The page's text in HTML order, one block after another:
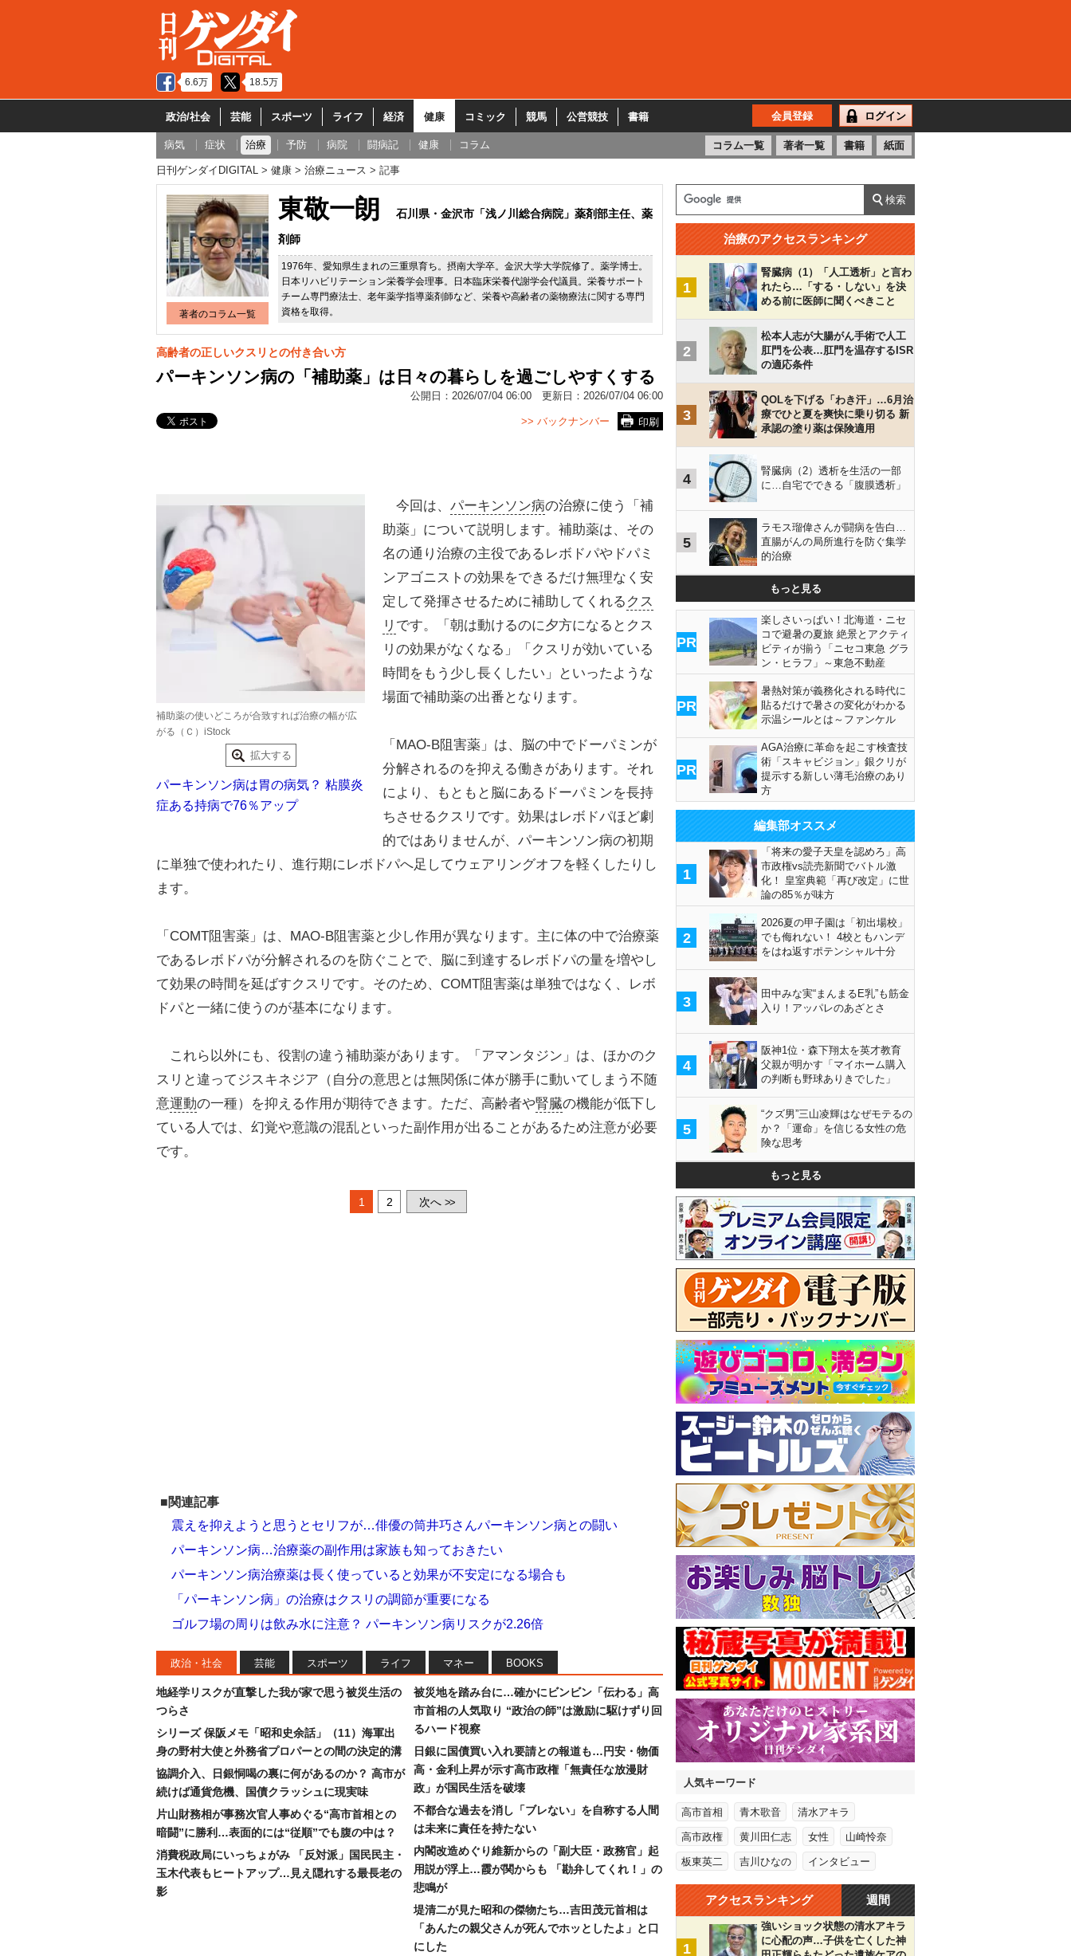
6.6万 18.5万
政治/社会 芸能 スポーツ ライフ 経済 健康 コミック 競馬 公営競技 書籍 会員登録 ログイン
病気 症状 治療 予防 病院 闘病記 健康 コラム コラム一覧 著者一覧 書籍 紙面
日刊ゲンダイDIGITAL 健康 治療ニュース 記事
著者のコラム一覧
東敬一朗
石川県・金沢市「浅ノ川総合病院」薬剤部主任、薬
剤師
1976年、愛知県生まれの三重県育ち。摂南大学卒。金沢大学大学院修了。薬学博士。
日本リハビリテーション栄養学会理事。日本臨床栄養代謝学会代議員。栄養サポート
チーム専門療法士、老年薬学指導薬剤師など、栄養や高齢者の薬物療法に関する専門
資格を取得。
高齢者の正しいクスリとの付き合い方
パーキンソン病の「補助薬」は日々の暮らしを過ごしやすくする
公開日： 2026/07/04 06:00 更新日： 2026/07/04 06:00
印刷
>> バックナンバー
補助薬の使いどころが合致すれば治療の幅が広
がる（Ｃ）iStock
拡大する
パーキンソン病は胃の病気？ 粘膜炎
症ある持病で76％アップ
今回は、 パーキンソン病の治療に使う「補
助薬」について説明します。補助薬は、その
名の通り治療の主役であるレボドパやドパミ
ンアゴニストの効果をできるだけ無理なく安
定して発揮させるために補助してくれる クス
リ です。「朝は動けるのに夕方になるとクス
リの効果がなくなる」「クスリが効いている
時間をもう少し長くしたい」といったような
場面で補助薬の出番となります。
「MAO-B阻害薬」は、脳の中でドーパミンが
分解されるのを抑える働きがあります。それ
により、もともと脳にあるドーパミンを長持
ちさせるクスリです。効果はレボドパほど劇
的ではありませんが、パーキンソン病の初期
に単独で使われたり、進行期にレボドパへ足してウェアリングオフを軽くしたりし
ます。
「COMT阻害薬」は、MAO-B阻害薬と少し作用が異なります。主に体の中で治療薬
であるレボドパが分解されるのを防ぐことで、脳に到達するレボドパの量を増やし
て効果の時間を延ばすクスリです。そのため、COMT阻害薬は単独ではなく、レボ
ドパと一緒に使うのが基本になります。
これら以外にも、役割の違う補助薬があります。「アマンタジン」は、ほかのク
スリと違ってジスキネジア（自分の意思とは無関係に体が勝手に動いてしまう不随
意運動の一種）を抑える作用が期待できます。ただ、高齢者や腎臓の機能が低下し
ている人では、幻覚や意識の混乱といった副作用が出ることがあるため注意が必要
です。
1 2 次へ >>
■関連記事
震えを抑えようと思うとセリフが…俳優の筒井巧さんパーキンソン病との闘い
パーキンソン病…治療薬の副作用は家族も知っておきたい
パーキンソン病治療薬は長く使っていると効果が不安定になる場合も
「パーキンソン病」の治療はクスリの調節が重要になる
ゴルフ場の周りは飲み水に注意？ パーキンソン病リスクが2.26倍
政治・社会 芸能 スポーツ ライフ マネー BOOKS
地経学リスクが直撃した我が家で思う被災生活の
つらさ
シリーズ 保阪メモ「昭和史余話」（11）海軍出
身の野村大使と外務省プロパーとの間の決定的溝
協調介入、日銀恫喝の裏に何があるのか？ 高市が
続けば通貨危機、国債クラッシュに現実味
片山財務相が事務次官人事めぐる“高市首相との
暗闘”に勝利…表面的には“従順”でも腹の中は？
消費税政局にいっちょがみ 「反対派」国民民主・
玉木代表もヒートアップ…見え隠れする最長老の
影
被災地を踏み台に…確かにビンビン「伝わる」高
市首相の人気取り “政治の師”は激励に駆けずり回
るハード視察
日銀に国債買い入れ要請との報道も…円安・物価
高・金利上昇が示す高市政権「無責任な放漫財
政」が国民生活を破壊
不都合な過去を消し「ブレない」を自称する人間
は未来に責任を持たない
内閣改造めぐり維新からの「副大臣・政務官」起
用説が浮上…霞が関からも 「勘弁してくれ！」の
悲鳴が
堤清二が見た昭和の傑物たち…吉田茂元首相は
「あんたの親父さんが死んでホッとしたよ」と口
にした
治療のアクセスランキング
1
腎臓病（1）「人工透析」と言わ
れたら…「する・しない」を決
める前に医師に聞くべきこと
2
松本人志が大腸がん手術で人工
肛門を公表…肛門を温存するISR
の適応条件
3
QOLを下げる「わき汗」…6月治
療でひと夏を爽快に乗り切る 新
承認の塗り薬は保険適用
4
腎臓病（2）透析を生活の一部
に…自宅でできる「腹膜透析」
5
ラモス瑠偉さんが闘病を告白…
直腸がんの局所進行を防ぐ集学
的治療
もっと見る
PR
楽しさいっぱい！北海道・ニセ
コで避暑の夏旅 絶景とアクティ
ビティが揃う「ニセコ東急 グラ
ン・ヒラフ」～東急不動産
PR
暑熱対策が義務化される時代に
貼るだけで暑さの変化がわかる
示温シールとは～ファンケル
PR
AGA治療に革命を起こす検査技
術「スキャビジョン」銀クリが
提示する新しい薄毛治療のあり
方
編集部オススメ
1
「将来の愛子天皇を認めろ」高
市政権vs読売新聞でバトル激
化！ 皇室典範「再び改定」に世
論の85％が味方
2
2026夏の甲子園は「初出場校」
でも侮れない！ 4校ともハンデ
をはね返すポテンシャル十分
3
田中みな実“まんまるE乳”も筋金
入り！アッパレのあざとさ
4
阪神1位・森下翔太を英才教育
父親が明かす「マイホーム購入
の判断も野球ありきでした」
5
“クズ男”三山凌輝はなぜモテるの
か？「運命」を信じる女性の危
険な思考
もっと見る
人気キーワード
高市首相 青木歌音 清水アキラ
高市政権 黄川田仁志 女性 山崎怜奈
板東英二 吉川ひなの インタビュー
アクセスランキング 週間
1
強いショック状態の清水アキラ
に心配の声…子供を亡くした神